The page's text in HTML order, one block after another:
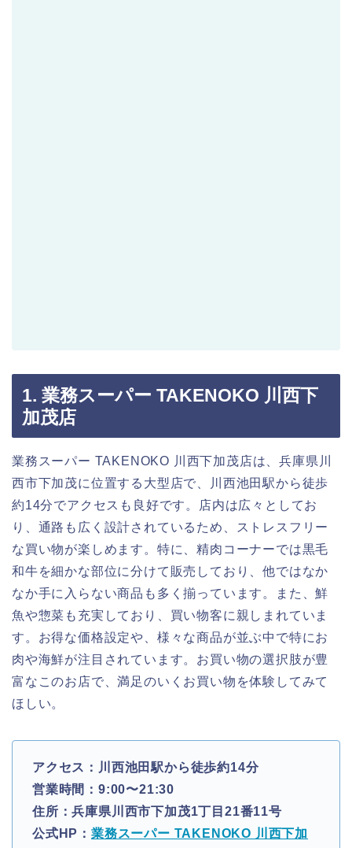
1. 業務スーパー TAKENOKO 川西下
加茂店
業務スーパー TAKENOKO 川西下加茂店は、兵庫県川
西市下加茂に位置する大型店で、川西池田駅から徒歩
約14分でアクセスも良好です。店内は広々としてお
り、通路も広く設計されているため、ストレスフリー
な買い物が楽しめます。特に、精肉コーナーでは黒毛
和牛を細かな部位に分けて販売しており、他ではなか
なか手に入らない商品も多く揃っています。また、鮮
魚や惣菜も充実しており、買い物客に親しまれていま
す。お得な価格設定や、様々な商品が並ぶ中で特にお
肉や海鮮が注目されています。お買い物の選択肢が豊
富なこのお店で、満足のいくお買い物を体験してみて
ほしい。
アクセス：川西池田駅から徒歩約14分
営業時間：9:00〜21:30
住所：兵庫県川西市下加茂1丁目21番11号
公式HP： 業務スーパー TAKENOKO 川西下加